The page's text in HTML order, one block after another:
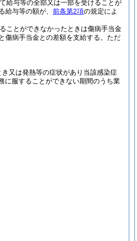
給与等の全部又は一部を受けることが
給与等の額が、 前条第2項の規定によ
ことができなかったときは傷病手当金
病手当金との差額を支給する。 ただ
又は発熱等の症状があり当該感染症
に服することができない期間のうち業